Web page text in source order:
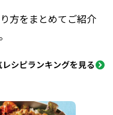
方をまとめてご紹介
シピランキングを見る